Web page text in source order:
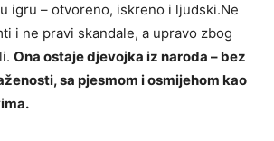
igru – otvoreno, iskreno i ljudski.Ne
i ne pravi skandale, a upravo zbog
Ona ostaje djevojka iz naroda – bez
sa pjesmom i osmijehom kao